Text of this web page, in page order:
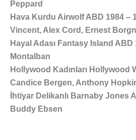
Peppard
Hava Kurdu Airwolf ABD 1984 –
Vincent, Alex Cord, Ernest
Hayal Adası Fantasy Island
Montalban
Hollywood Kadınları Hollywood
Candice Bergen, Anthony
İhtiyar Delikanlı Barnaby Jones
Buddy Ebsen